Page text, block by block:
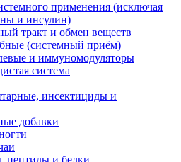
применения (исключая
и инсулин)
тракт и обмен веществ
(системный приём)
и иммуномодуляторы
система
инсектициды и
добавки
пептиды и белки